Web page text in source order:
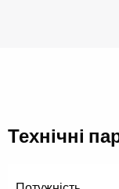
Технічні